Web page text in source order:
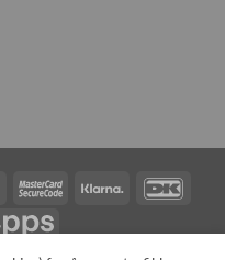
MasterCardMasterCardKlarna
Vipps